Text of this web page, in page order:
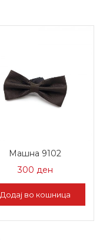
Машна 9102
300 ден
Додај во кошница